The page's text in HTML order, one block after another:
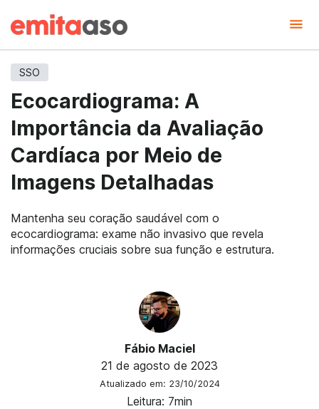
SSO
Ecocardiograma: A
Importância da Avaliação
Cardíaca por Meio de
Imagens Detalhadas
Mantenha seu coração saudável com o
ecocardiograma: exame não invasivo que revela
informações cruciais sobre sua função e estrutura.
Fábio Maciel
21 de agosto de 2023
Atualizado em: 23/10/2024
Leitura: 7min